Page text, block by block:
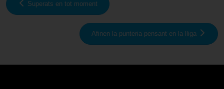
Superats en tot moment
Afinen la punteria pensant en la lliga